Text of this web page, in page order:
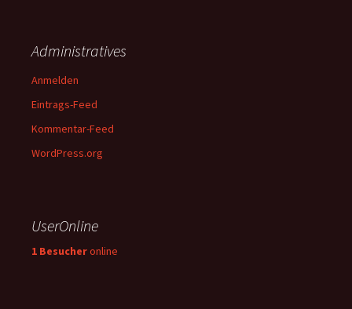
Administratives
Anmelden
Eintrags-Feed
Kommentar-Feed
WordPress.org
UserOnline
1 Besucheronline